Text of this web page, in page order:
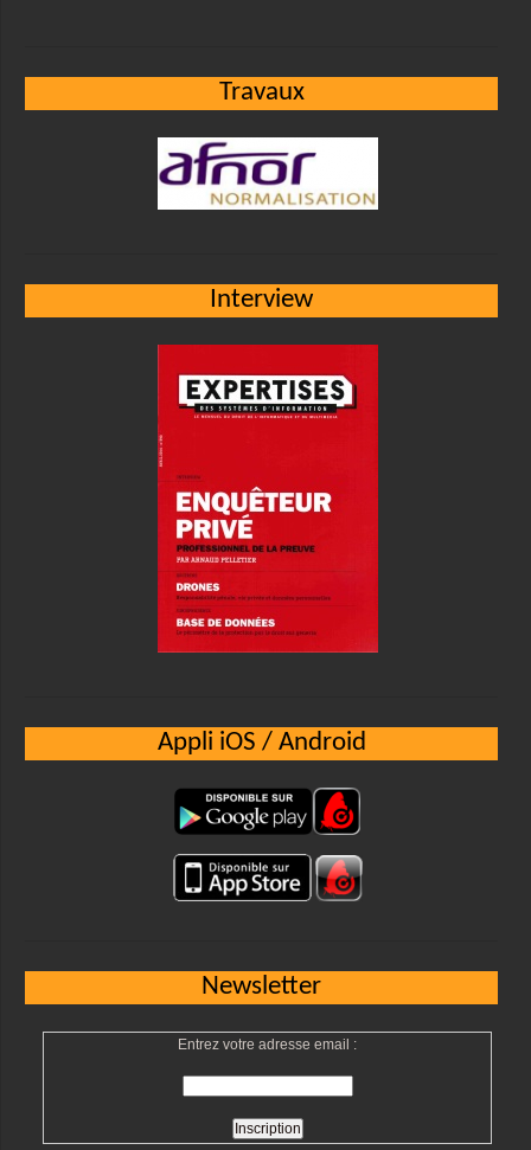
Travaux
Interview
Appli iOS / Android
Newsletter
Entrez votre adresse email :